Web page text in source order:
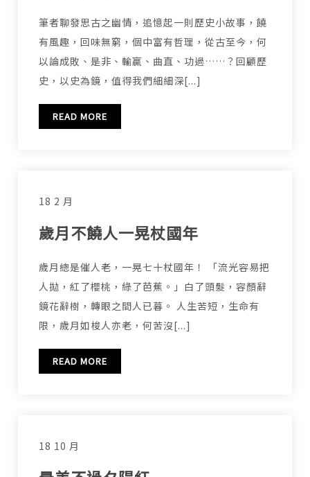
筆者聊發思古之幽情，追憶起一則歷史小故事，饒
有風趣，回味無窮，個中富有哲理，從古至今，何
以論成敗、是非、輸贏、曲直、功過……？回顧歷
史，以史為鏡，值得我們細細深[...]
READ MORE
18 2 月
歲月不饒人一晃杖國年
歲月總是催人老，一晃七十杖國年！ 「流光容易把
人拋，紅了櫻桃，綠了芭蕉。」白了頭髮，容顏辭
鏡花辭樹，轉眼之間人已暮。 人生苦短，生命有
限，歲月如梭人亦老，何苦沒[...]
READ MORE
18 10 月